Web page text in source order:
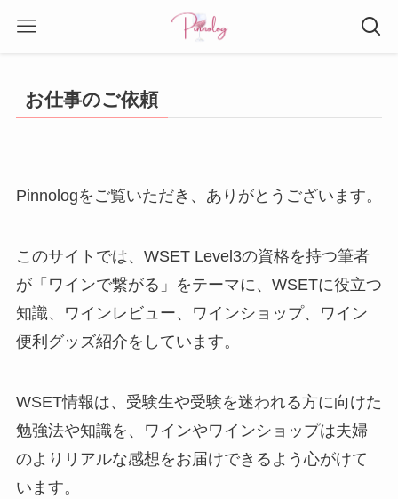
お仕事のご依頼
Pinnologをご覧いただき、ありがとうございます。
このサイトでは、WSET Level3の資格を持つ筆者
が「ワインで繋がる」 をテーマに、WSETに役立つ
知識、ワインレビュー、ワインショップ、ワイン
便利グッズ紹介をしています。
WSET情報は、受験生や受験を迷われる方に向けた
勉強法や知識を、ワインやワインショップは夫婦
のよりリアルな感想をお届けできるよう心がけて
います。